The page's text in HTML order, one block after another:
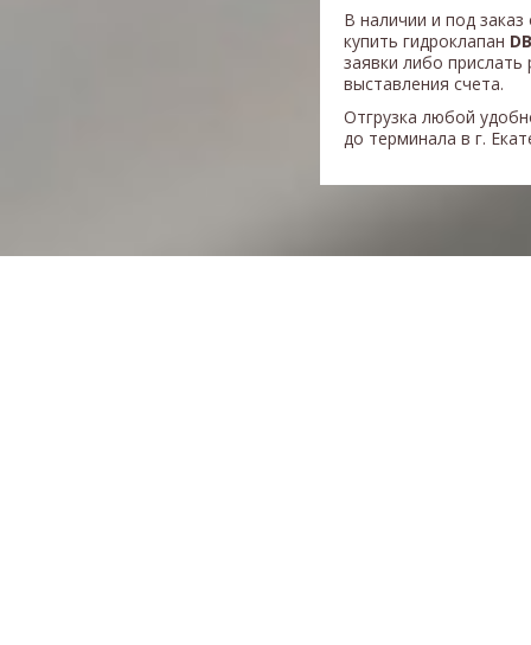
В наличии и под
купить гидроклапан
заявки либо
выставления счета.
Отгрузка любой
до терминала в г.